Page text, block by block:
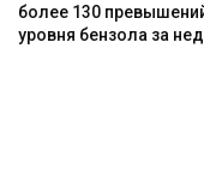
более 130
уровня бензола за